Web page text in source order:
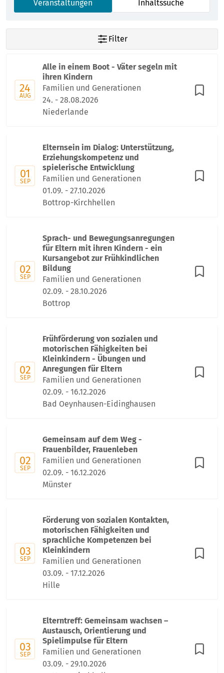
Veranstaltungen Inhaltssuche
Filter
24
AUG
Alle in einem Boot - Väter segeln mit
ihren Kindern
Familien und Generationen
24. - 28.08.2026
Niederlande
01
SEP
Elternsein im Dialog: Unterstützung,
Erziehungskompetenz und
spielerische Entwicklung
Familien und Generationen
01.09. - 27.10.2026
Bottrop-Kirchhellen
02
SEP
Sprach- und Bewegungsanregungen
für Eltern mit ihren Kindern - ein
Kursangebot zur Frühkindlichen
Bildung
Familien und Generationen
02.09. - 28.10.2026
Bottrop
02
SEP
Frühförderung von sozialen und
motorischen Fähigkeiten bei
Kleinkindern - Übungen und
Anregungen für Eltern
Familien und Generationen
02.09. - 16.12.2026
Bad Oeynhausen-Eidinghausen
02
SEP
Gemeinsam auf dem Weg -
Frauenbilder, Frauenleben
Familien und Generationen
02.09. - 16.12.2026
Münster
03
SEP
Förderung von sozialen Kontakten,
motorischen Fähigkeiten und
sprachliche Kompetenzen bei
Kleinkindern
Familien und Generationen
03.09. - 17.12.2026
Hille
03
SEP
Elterntreff: Gemeinsam wachsen –
Austausch, Orientierung und
Spielimpulse für Eltern
Familien und Generationen
03.09. - 29.10.2026